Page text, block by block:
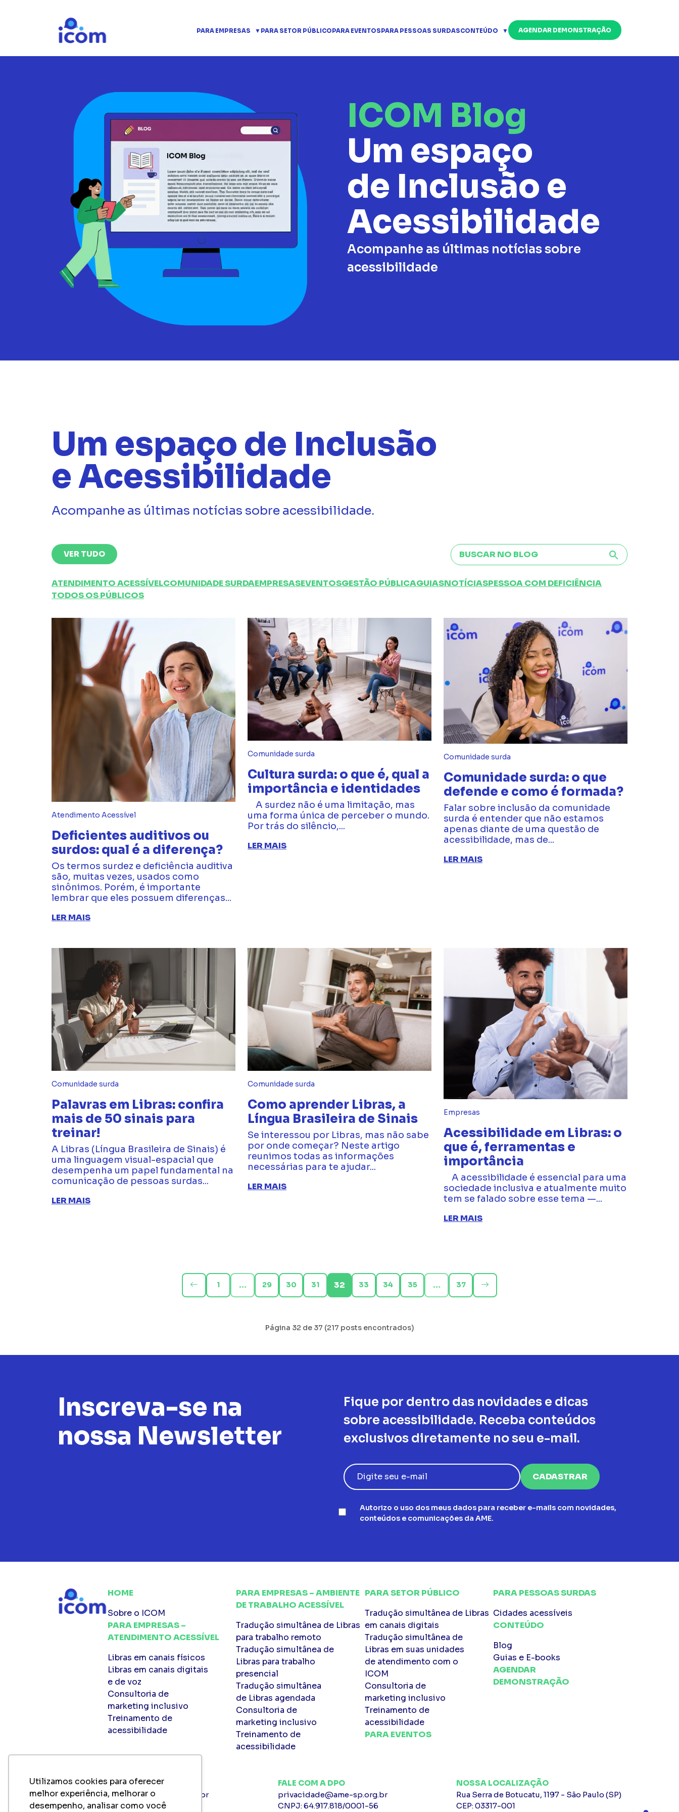
Utilizamos cookies para oferecer
melhor experiência, melhorar o
desempenho, analisar como você
PARA EMPRESAS PARA SETOR PÚBLICOPARA EVENTOSPARA PESSOAS SURDASCONTEÚDO AGENDAR DEMONSTRAÇÃO
ICOM Blog
Um espaço
de Inclusão e
Acessibilidade
Acompanhe as últimas notícias sobre
acessibilidade
Um espaço de Inclusão
e Acessibilidade
Acompanhe as últimas notícias sobre acessibilidade.
VER TUDO
ATENDIMENTO ACESSÍVELCOMUNIDADE SURDAEMPRESASEVENTOSGESTÃO PÚBLICAGUIASNOTÍCIASPESSOA COM DEFICIÊNCIA
TODOS OS PÚBLICOS
Atendimento Acessível
Deficientes auditivos ou
surdos: qual é a diferença?
Os termos surdez e deficiência auditiva
são, muitas vezes, usados como
sinônimos. Porém, é importante
lembrar que eles possuem diferenças...
LER MAIS
Comunidade surda
Cultura surda: o que é, qual a
importância e identidades
A surdez não é uma limitação, mas
uma forma única de perceber o mundo.
Por trás do silêncio,...
LER MAIS
Comunidade surda
Comunidade surda: o que
defende e como é formada?
Falar sobre inclusão da comunidade
surda é entender que não estamos
apenas diante de uma questão de
acessibilidade, mas de...
LER MAIS
Comunidade surda
Palavras em Libras: confira
mais de 50 sinais para
treinar!
A Libras (Língua Brasileira de Sinais) é
uma linguagem visual-espacial que
desempenha um papel fundamental na
comunicação de pessoas surdas...
LER MAIS
Comunidade surda
Como aprender Libras, a
Língua Brasileira de Sinais
Se interessou por Libras, mas não sabe
por onde começar? Neste artigo
reunimos todas as informações
necessárias para te ajudar...
LER MAIS
Empresas
Acessibilidade em Libras: o
que é, ferramentas e
importância
A acessibilidade é essencial para uma
sociedade inclusiva e atualmente muito
tem se falado sobre esse tema —...
LER MAIS
1 … 29 30 31 32 33 34 35 … 37
Página 32 de 37 (217 posts encontrados)
Inscreva-se na
nossa Newsletter
Fique por dentro das novidades e dicas
sobre acessibilidade. Receba conteúdos
exclusivos diretamente no seu e-mail.
Autorizo o uso dos meus dados para receber e-mails com novidades,
conteúdos e comunicações da AME.
HOME
Sobre o ICOM
PARA EMPRESAS –
ATENDIMENTO ACESSÍVEL
Libras em canais físicos
Libras em canais digitais
e de voz
Consultoria de
marketing inclusivo
Treinamento de
acessibilidade
PARA EMPRESAS – AMBIENTE
DE TRABALHO ACESSÍVEL
Tradução simultânea de Libras
para trabalho remoto
Tradução simultânea de
Libras para trabalho
presencial
Tradução simultânea
de Libras agendada
Consultoria de
marketing inclusivo
Treinamento de
acessibilidade
PARA SETOR PÚBLICO
Tradução simultânea de Libras
em canais digitais
Tradução simultânea de
Libras em suas unidades
de atendimento com o
ICOM
Consultoria de
marketing inclusivo
Treinamento de
acessibilidade
PARA EVENTOS
PARA PESSOAS SURDAS
Cidades acessíveis
CONTEÚDO
Blog
Guias e E-books
AGENDAR
DEMONSTRAÇÃO
FALE COM A GENTE
comercial@ame-sp.org.br
(11) 2360-8900
FALE COM A DPO
privacidade@ame-sp.org.br
CNPJ: 64.917.818/0001-56
NOSSA LOCALIZAÇÃO
Rua Serra de Botucatu, 1197 - São Paulo (SP)
CEP: 03317-001